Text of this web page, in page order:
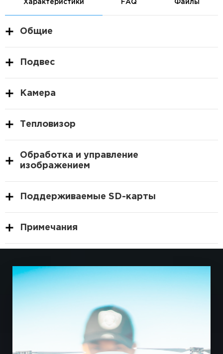
Характеристики FAQ Файлы
Общие
Подвес
Камера
Тепловизор
Обработка и управление
изображением
Поддерживаемые SD-карты
Примечания